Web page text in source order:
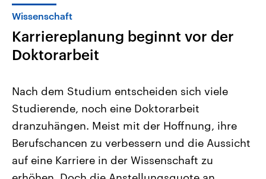
Themen
Landtagswahl Sachsen-Anhalt
2026
Alle Informationen
Sachsen-Anhalt wählt am 6.
September 2026 einen neuen
Landtag. Seit 2021 wird das
Bundesland von einer Koalition aus
USA
Aktuelle Beiträge,
Hintergründe
Wirtschaftlich und
gehören die Vereinigten
den mächtigsten Ländern
mit großem Einfluss auf
Wissenschaft
Karriereplanung beginnt vor der
Doktorarbeit
Nach dem Studium entscheiden sich viele
Studierende, noch eine Doktorarbeit
dranzuhängen. Meist mit der Hoffnung, ihre
Berufschancen zu verbessern und die Aussicht
auf eine Karriere in der Wissenschaft zu